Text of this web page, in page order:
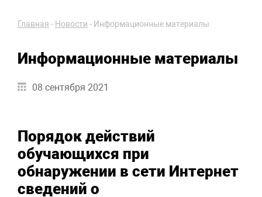
Главная - Новости - Информационные материалы
Информационные материалы
08 сентября 2021
Порядок действий
обучающихся при
обнаружении в сети Интернет
сведений о